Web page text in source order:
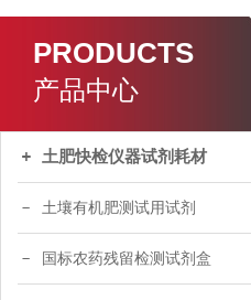
PRODUCTS
产品中心
土肥快检仪器试剂耗材
土壤有机肥测试用试剂
国标农药残留检测试剂盒